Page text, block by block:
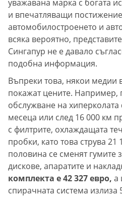
уважавана марка с богата
и впечатляващи
автомобилостроенето и
всяка вероятно,
Сингапур не е давало
подобна информация.
Въпреки това, някои медии
покажат цените. Например,
обслужване на
месеца или след 16 000 км
с филтрите, охлаждащата
пробки, като това струва
половина се сменят гумите
дискове, апаратите и
комплекта е 42 327 евро, а
спирачната система излиза